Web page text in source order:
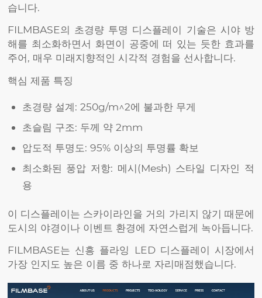
습니다.
FILMBASE의 초경량 투명 디스플레이 기술은 시야 방
해를 최소화하면서 화면이 공중에 떠 있는 듯한 효과를
주어, 매우 미래지향적인 시각적 경험을 선사합니다.
핵심 제품 특징
초경량 설계: 250g/m^2에 불과한 무게
초슬림 구조: 두께 약 2mm
압도적 투명도: 95% 이상의 투명률 확보
최소화된 풍압 저항: 메시(Mesh) 스타일 디자인 적
용
이 디스플레이는 스카이라인을 거의 가리지 않기 때문에
도시의 야경이나 이벤트 환경에 자연스럽게 녹아듭니다.
FILMBASE는 신흥 플라잉 LED 디스플레이 시장에서
가장 인지도 높은 이름 중 하나로 자리매점했습니다.